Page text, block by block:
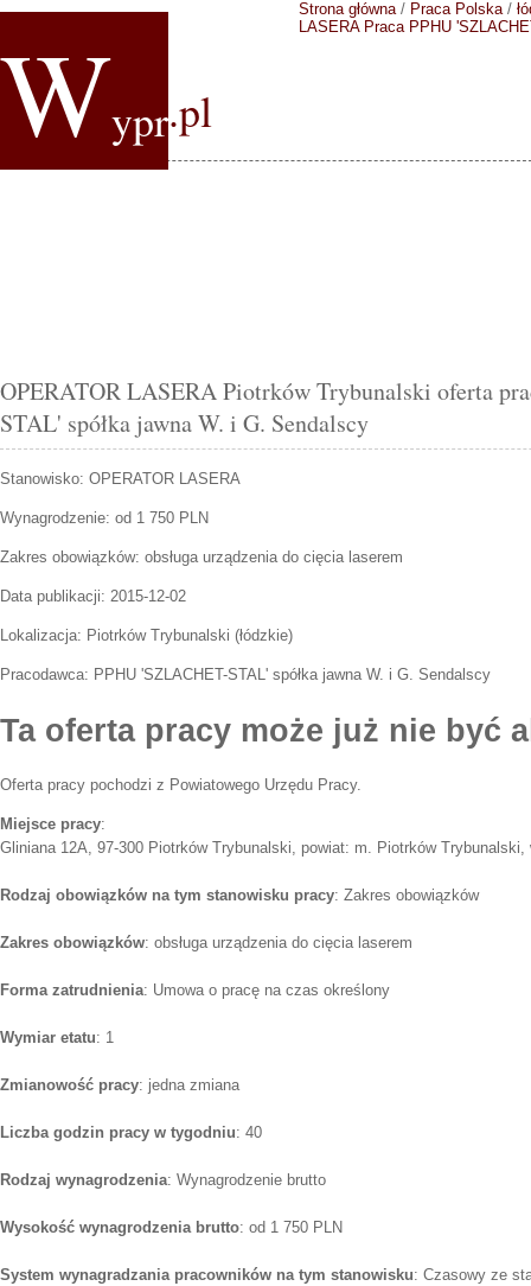
Wypr.pl
Strona główna/ Praca Polska/
LASERA Praca PPHU
OPERATOR LASERA Piotrków Trybunalski oferta
STAL' spółka jawna W. i G. Sendalscy
Stanowisko: OPERATOR LASERA
Wynagrodzenie: od 1 750 PLN
Zakres obowiązków: obsługa urządzenia do cięcia laserem
Data publikacji: 2015-12-02
Lokalizacja: Piotrków Trybunalski (łódzkie)
Pracodawca: PPHU 'SZLACHET-STAL' spółka jawna W. i G. Sendalscy
Ta oferta pracy może już nie być
Oferta pracy pochodzi z Powiatowego Urzędu Pracy.
Miejsce pracy:
Gliniana 12A, 97-300 Piotrków Trybunalski, powiat: m. Piotrków Trybunalski,
Rodzaj obowiązków na tym stanowisku pracy: Zakres obowiązków
Zakres obowiązków: obsługa urządzenia do cięcia laserem
Forma zatrudnienia: Umowa o pracę na czas określony
Wymiar etatu: 1
Zmianowość pracy: jedna zmiana
Liczba godzin pracy w tygodniu: 40
Rodzaj wynagrodzenia: Wynagrodzenie brutto
Wysokość wynagrodzenia brutto: od 1 750 PLN
System wynagradzania pracowników na tym stanowisku: Czasowy ze